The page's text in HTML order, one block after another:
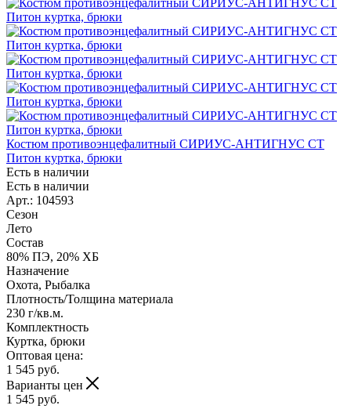
Костюм противоэнцефалитный СИРИУС-АНТИГНУС СТ
Питон куртка, брюки
Есть в наличии
Есть в наличии
Арт.: 104593
Сезон
Лето
Состав
80% ПЭ, 20% ХБ
Назначение
Охота, Рыбалка
Плотность/Толщина материала
230 г/кв.м.
Комплектность
Куртка, брюки
Оптовая цена:
1 545 руб.
Варианты цен
1 545 руб.